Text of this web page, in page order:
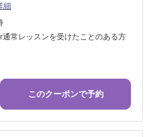
細
通常レッスンを受けたことのある方
このクーポンで予約